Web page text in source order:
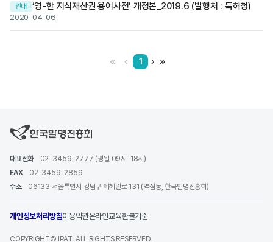
안내 ‘영-한 지식재산권 용어사전’ 개정본_2019.6 (발행처 : 특허청)
2020-04-06
ì²« íì´ì§ì´ì  íì´ì§
1 ë¤ì íì´ì§ë§ì§ë§ íì´ì§
대표전화
02-3459-2777 (평일 09시-18시)
FAX
02-3459-2859
주소
06133 서울특별시 강남구 테헤란로 131 (역삼동, 한국발명진흥회)
개인정보처리방침이용약관온라인교육환불기준
COPYRIGHT© IPAT. ALL RIGHTS RESERVED.